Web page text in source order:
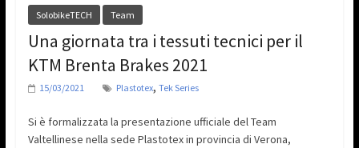
SolobikeTECH Team
Una giornata tra i tessuti tecnici per il
KTM Brenta Brakes 2021
15/03/2021 Plastotex, Tek Series
Si è formalizzata la presentazione ufficiale del Team
Valtellinese nella sede Plastotex in provincia di Verona,